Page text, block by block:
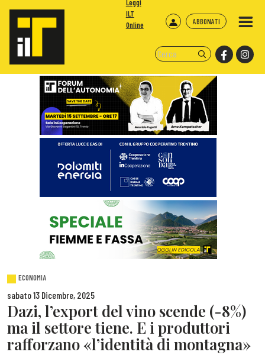
ABBONATI
Leggi
ILT
Online
ECONOMIA
sabato 13 Dicembre, 2025
Dazi, l’export del vino scende (-8%)
ma il settore tiene. E i produttori
rafforzano «l’identità di montagna»